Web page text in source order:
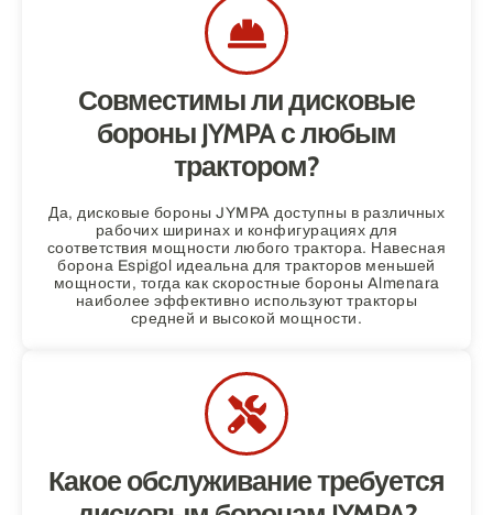
Совместимы ли дисковые
бороны JYMPA с любым
трактором?
Да, дисковые бороны JYMPA доступны в различных
рабочих ширинах и конфигурациях для
соответствия мощности любого трактора. Навесная
борона Espigol идеальна для тракторов меньшей
мощности, тогда как скоростные бороны Almenara
наиболее эффективно используют тракторы
средней и высокой мощности.
Какое обслуживание требуется